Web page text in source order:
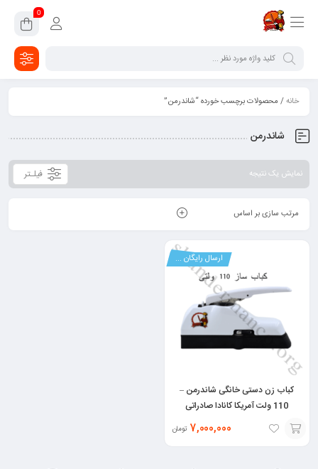
0
خانه/ محصولات برچسب خورده “شاندرمن”
شاندرمن
فیلـتر نمایش یک نتیجه
مرتب سازی بر اساس
ارسال رایگان ...
کباب زن دستی خانگی شاندرمن –
110 ولت آمریکا کانادا صادراتی
7,000,000 تومان